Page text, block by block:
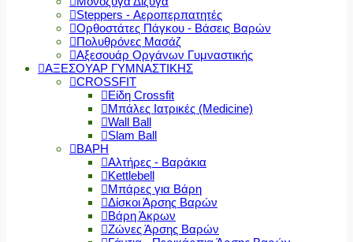
Steppers - Αεροπερπατητές
Ορθοστάτες Πάγκου - Βάσεις Βαρών
Πολυθρόνες Μασάζ
Αξεσουάρ Οργάνων Γυμναστικής
ΑΞΕΣΟΥΑΡ ΓΥΜΝΑΣΤΙΚΗΣ
CROSSFIT
Είδη Crossfit
Μπάλες Ιατρικές (Medicine)
Wall Ball
Slam Ball
ΒΑΡΗ
Αλτήρες - Βαράκια
Kettlebell
Μπάρες για Βάρη
Δίσκοι Άρσης Βαρών
Βάρη Άκρων
Ζώνες Άρσης Βαρών